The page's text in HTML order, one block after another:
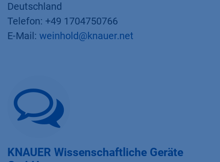
Deutschland
Telefon: +49 1704750766
E-Mail: weinhold@knauer.net
KNAUER Wissenschaftliche Geräte